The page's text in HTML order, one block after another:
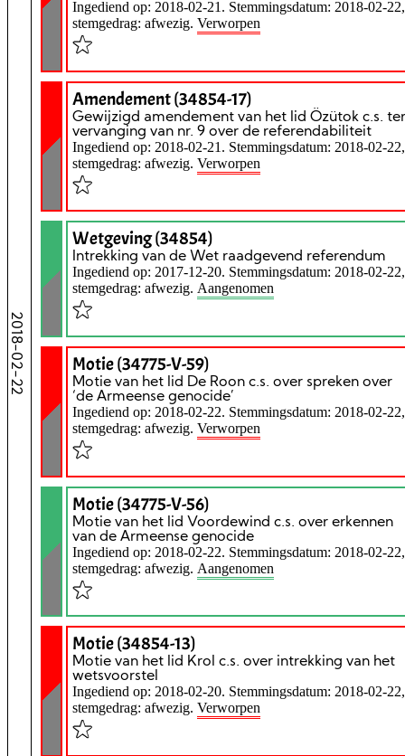
2018-02-22
Ingediend op: 2018-02-21. Stemmingsdatum: 2018-02-22,
stemgedrag: afwezig. Verworpen
Amendement (34854-17)
Gewijzigd amendement van het lid Özütok c.s. ter
vervanging van nr. 9 over de referendabiliteit
Ingediend op: 2018-02-21. Stemmingsdatum: 2018-02-22,
stemgedrag: afwezig. Verworpen
Wetgeving (34854)
Intrekking van de Wet raadgevend referendum
Ingediend op: 2017-12-20. Stemmingsdatum: 2018-02-22,
stemgedrag: afwezig. Aangenomen
Motie (34775-V-59)
Motie van het lid De Roon c.s. over spreken over
‘de Armeense genocide’
Ingediend op: 2018-02-22. Stemmingsdatum: 2018-02-22,
stemgedrag: afwezig. Verworpen
Motie (34775-V-56)
Motie van het lid Voordewind c.s. over erkennen
van de Armeense genocide
Ingediend op: 2018-02-22. Stemmingsdatum: 2018-02-22,
stemgedrag: afwezig. Aangenomen
Motie (34854-13)
Motie van het lid Krol c.s. over intrekking van het
wetsvoorstel
Ingediend op: 2018-02-20. Stemmingsdatum: 2018-02-22,
stemgedrag: afwezig. Verworpen